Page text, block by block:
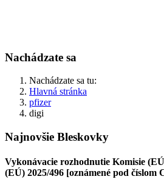
Nachádzate sa
Nachádzate sa tu:
Hlavná stránka
pfizer
digi
Najnovšie Bleskovky
Vykonávacie rozhodnutie Komisie
(EÚ) 2025/496 [oznámené pod číslom